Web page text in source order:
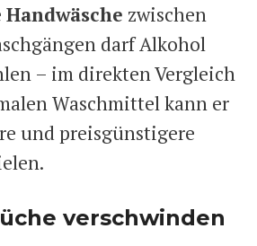
Handwäsche zwischen
darf Alkohol
– im direkten Vergleich
Waschmittel kann er
und preisgünstigere
verschwinden